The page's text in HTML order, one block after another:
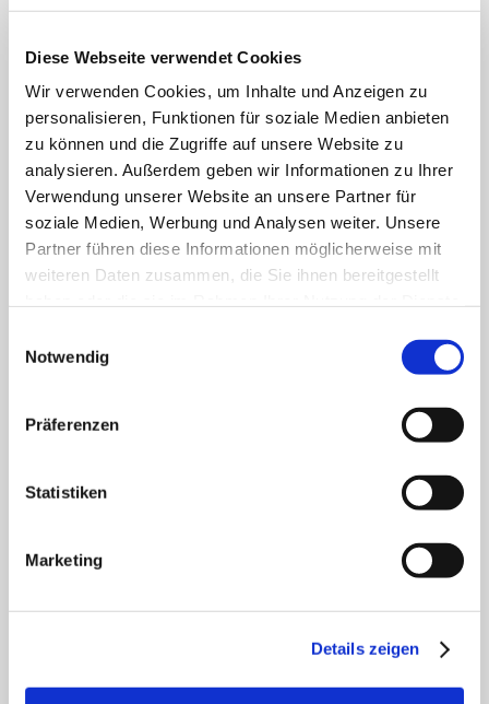
Diese Webseite verwendet Cookies
Wir verwenden Cookies, um Inhalte und Anzeigen zu
personalisieren, Funktionen für soziale Medien anbieten
zu können und die Zugriffe auf unsere Website zu
analysieren. Außerdem geben wir Informationen zu Ihrer
Verwendung unserer Website an unsere Partner für
soziale Medien, Werbung und Analysen weiter. Unsere
Partner führen diese Informationen möglicherweise mit
weiteren Daten zusammen, die Sie ihnen bereitgestellt
Notwendig
Präferenzen
Statistiken
Marketing
Details zeigen
Jugendlichen.
FACHBEREICHE
Klinik für Allgemein-, Viszeral- und minimal-
invasive Chirurgie
Klinik für Anästhesiologie & Intensivmedizin
Klinik für Innere Medizin Schützenstraße
Klinik für Plastische und Ästhetische Chirurgie,
Klinik für Geriatrie
HNO Belegabteilung